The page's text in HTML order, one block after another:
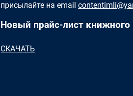
присылайте на email
Новый прайс-лист книжного
СКАЧАТЬ